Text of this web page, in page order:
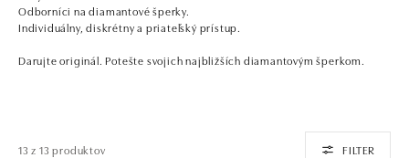
Odborníci na diamantové šperky.
Individuálny, diskrétny a priateľský prístup.
Darujte originál. Potešte svojich najbližších diamantovým šperkom.
13 z 13 produktov FILTER